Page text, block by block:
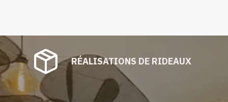
RÉALISATIONS DE RIDEAUX